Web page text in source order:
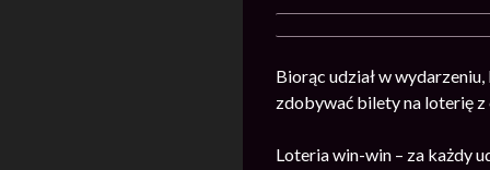
Biorąc udział w
zdobywać bilety na loterię
Loteria win-win – za każdy